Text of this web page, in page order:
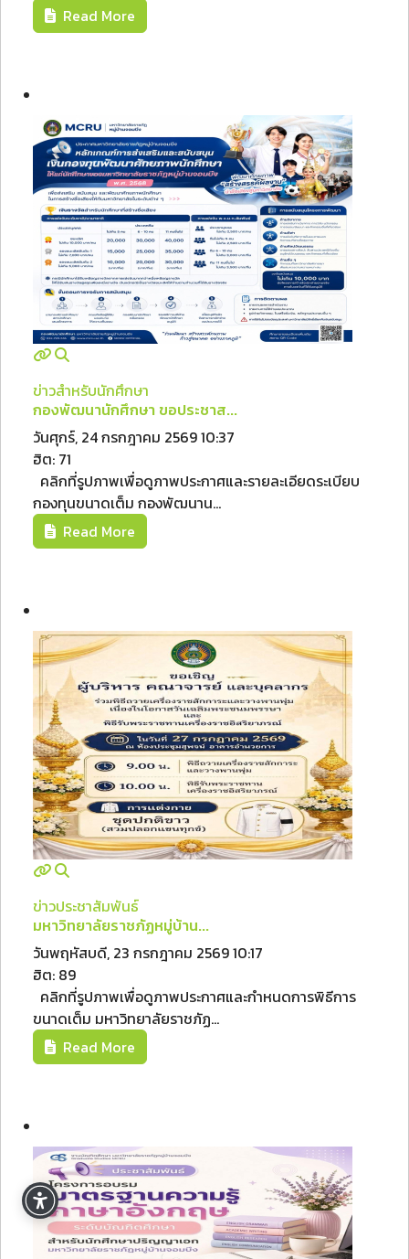
Read More
ข่าวสำหรับนักศึกษา
กองพัฒนานักศึกษา ขอประชาส...
วันศุกร์, 24 กรกฎาคม 2569 10:37
ฮิต: 71
คลิกที่รูปภาพเพื่อดูภาพประกาศและรายละเอียดระเบียบ
กองทุนขนาดเต็ม กองพัฒนาน...
Read More
ข่าวประชาสัมพันธ์
มหาวิทยาลัยราชภัฏหมู่บ้าน...
วันพฤหัสบดี, 23 กรกฎาคม 2569 10:17
ฮิต: 89
คลิกที่รูปภาพเพื่อดูภาพประกาศและกำหนดการพิธีการ
ขนาดเต็ม มหาวิทยาลัยราชภัฏ...
Read More